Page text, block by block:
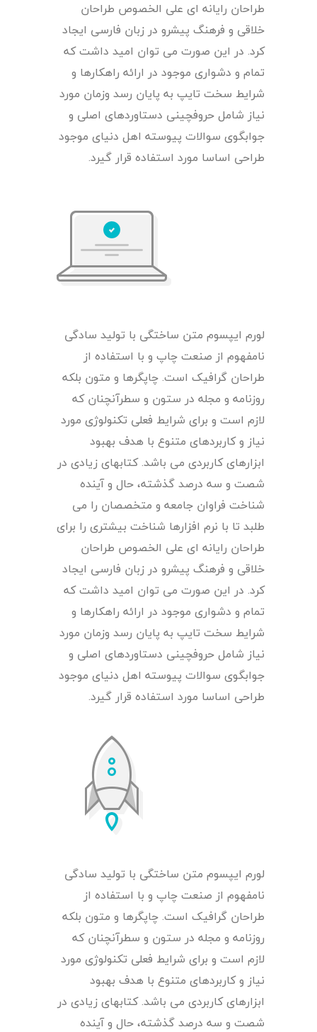
طراحان رایانه ای علی الخصوص طراحان
خلاقی و فرهنگ پیشرو در زبان فارسی ایجاد
کرد. در این صورت می توان امید داشت که
تمام و دشواری موجود در ارائه راهکارها و
شرایط سخت تایپ به پایان رسد وزمان مورد
نیاز شامل حروفچینی دستاوردهای اصلی و
جوابگوی سوالات پیوسته اهل دنیای موجود
طراحی اساسا مورد استفاده قرار گیرد.
لورم ایپسوم متن ساختگی با تولید سادگی
نامفهوم از صنعت چاپ و با استفاده از
طراحان گرافیک است. چاپگرها و متون بلکه
روزنامه و مجله در ستون و سطرآنچنان که
لازم است و برای شرایط فعلی تکنولوژی مورد
نیاز و کاربردهای متنوع با هدف بهبود
ابزارهای کاربردی می باشد. کتابهای زیادی در
شصت و سه درصد گذشته، حال و آینده
شناخت فراوان جامعه و متخصصان را می
طلبد تا با نرم افزارها شناخت بیشتری را برای
طراحان رایانه ای علی الخصوص طراحان
خلاقی و فرهنگ پیشرو در زبان فارسی ایجاد
کرد. در این صورت می توان امید داشت که
تمام و دشواری موجود در ارائه راهکارها و
شرایط سخت تایپ به پایان رسد وزمان مورد
نیاز شامل حروفچینی دستاوردهای اصلی و
جوابگوی سوالات پیوسته اهل دنیای موجود
طراحی اساسا مورد استفاده قرار گیرد.
لورم ایپسوم متن ساختگی با تولید سادگی
نامفهوم از صنعت چاپ و با استفاده از
طراحان گرافیک است. چاپگرها و متون بلکه
روزنامه و مجله در ستون و سطرآنچنان که
لازم است و برای شرایط فعلی تکنولوژی مورد
نیاز و کاربردهای متنوع با هدف بهبود
ابزارهای کاربردی می باشد. کتابهای زیادی در
شصت و سه درصد گذشته، حال و آینده